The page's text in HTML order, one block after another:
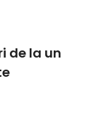
de la un